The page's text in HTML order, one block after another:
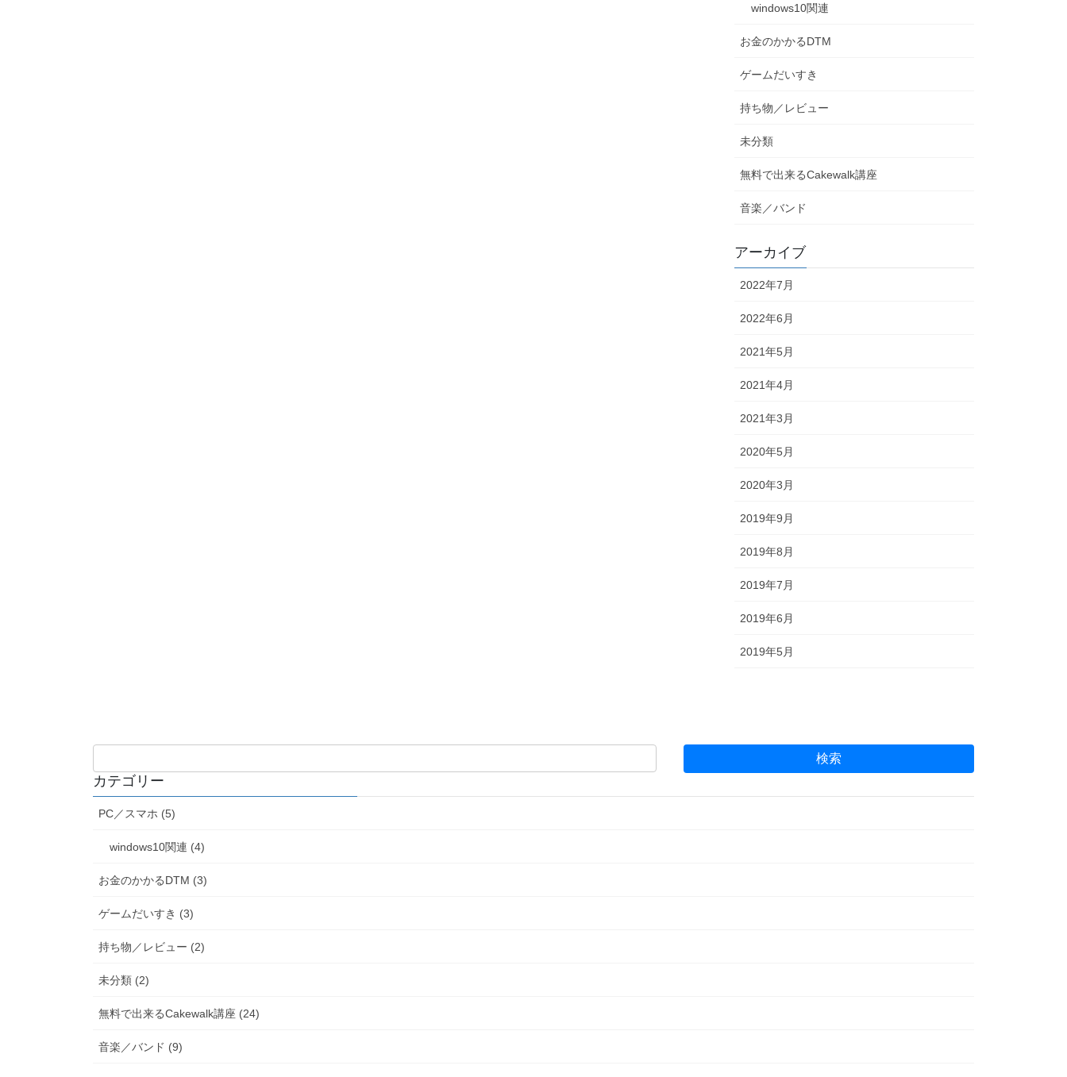
windows10関連
お金のかかるDTM
ゲームだいすき
持ち物／レビュー
未分類
無料で出来るCakewalk講座
音楽／バンド
アーカイブ
2022年7月
2022年6月
2021年5月
2021年4月
2021年3月
2020年5月
2020年3月
2019年9月
2019年8月
2019年7月
2019年6月
2019年5月
カテゴリー
PC／スマホ (5)
windows10関連 (4)
お金のかかるDTM (3)
ゲームだいすき (3)
持ち物／レビュー (2)
未分類 (2)
無料で出来るCakewalk講座 (24)
音楽／バンド (9)